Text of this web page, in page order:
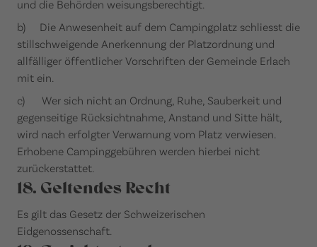
und die Behörden weisungsberechtigt.
b) Die Anwesenheit auf dem Campingplatz schliesst die
stillschweigende Anerkennung der Platzordnung und
allfälliger öffentlicher Vorschriften der Gemeinde Erlach
mit ein.
c) Wer sich nicht an Ordnung, Ruhe, Sauberkeit und
gegenseitige Rücksichtnahme, Anstand und Sitte hält,
wird nach erfolgter Verwarnung vom Platz verwiesen.
Erhobene Campinggebühren werden hierbei nicht
zurückerstattet.
18. Geltendes Recht
Es gilt das Gesetz der Schweizerischen
Eidgenossenschaft.